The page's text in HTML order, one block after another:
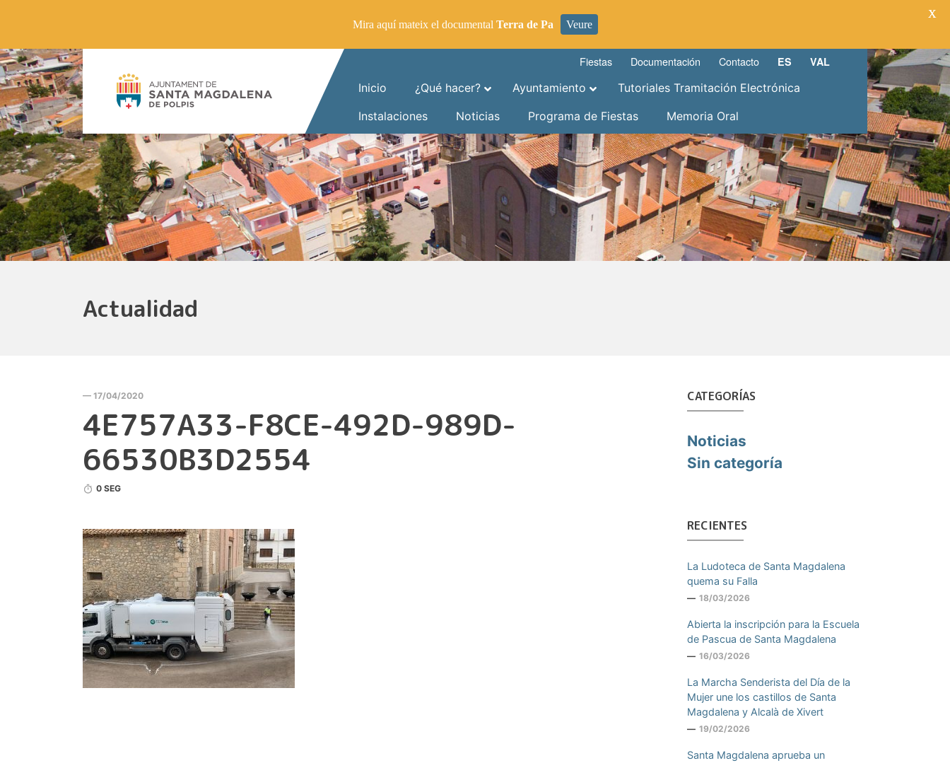
Fiestas Documentación Contacto ES
VAL
Inicio
¿Qué hacer? Ayuntamiento
Tutoriales Tramitación Electrónica
Instalaciones
Noticias Programa de Fiestas Memoria Oral
Actualidad
— 17/04/2020
4E757A33-F8CE-492D-989D-
66530B3D2554
0 SEG
CATEGORÍAS
Noticias
Sin categoría
RECIENTES
La Ludoteca de Santa Magdalena
quema su Falla
18/03/2026
Abierta la inscripción para la Escuela
de Pascua de Santa Magdalena
16/03/2026
La Marcha Senderista del Día de la
Mujer une los castillos de Santa
Magdalena y Alcalà de Xivert
19/02/2026
Santa Magdalena aprueba un
Mira aquí mateix el documental Terra de Pa Veure
X